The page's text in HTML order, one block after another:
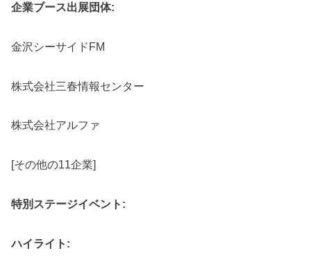
企業ブース出展団体:
金沢シーサイドFM
株式会社三春情報センター
株式会社アルファ
[その他の11企業]
特別ステージイベント:
ハイライト: